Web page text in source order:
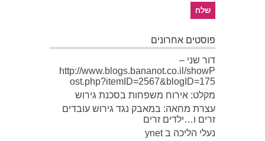
פוסטים אחרונים
דור שני –
http://www.blogs.bananot.co.il/showP
ost.php?itemID=2567&blogID=175
מקלט: אירוח משפחות בסכנת גירוש
עצרת מחאה: במאבק נגד גירוש עובדים
זרים ו…ילדים זרים
נעלי הליכה ב ynet